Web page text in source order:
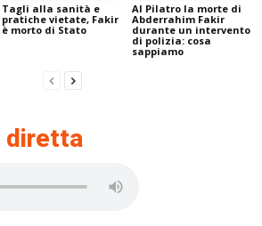
Tagli alla sanità e
pratiche vietate, Fakir
è morto di Stato
Al Pilatro la morte di
Abderrahim Fakir
durante un intervento
di polizia: cosa
sappiamo
diretta